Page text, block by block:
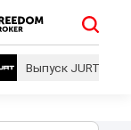
Выпуск JURT